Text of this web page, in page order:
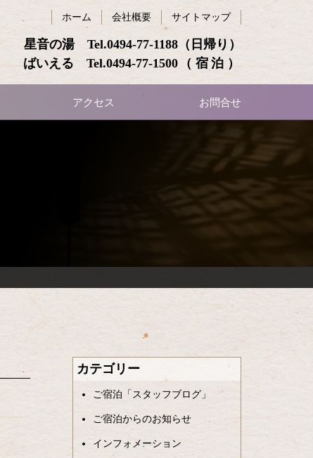
星音の湯 Tel.0494-77-1188 （日帰り）
ばいえる Tel.0494-77-1500 （宿泊）
ホーム 会社概要 サイトマップ
アクセス お問合せ
カテゴリー
ご宿泊「スタッフブログ」
ご宿泊からのお知らせ
インフォメーション